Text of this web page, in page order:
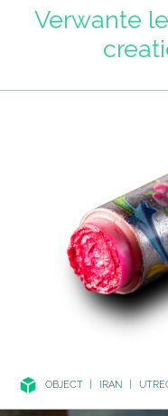
Verwante
OBJECT IRAN